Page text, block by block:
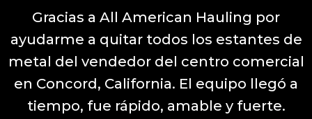
Gracias a All American Hauling por
ayudarme a quitar todos los estantes de
metal del vendedor del centro comercial
en Concord, California. El equipo llegó a
tiempo, fue rápido, amable y fuerte.